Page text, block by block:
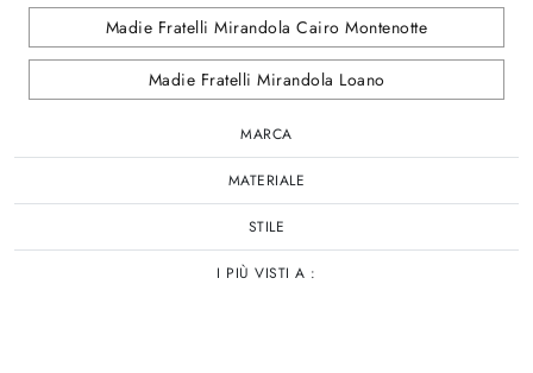
Madie Fratelli Mirandola Cairo Montenotte
Madie Fratelli Mirandola Loano
MARCA
MATERIALE
STILE
I PIÙ VISTI A :